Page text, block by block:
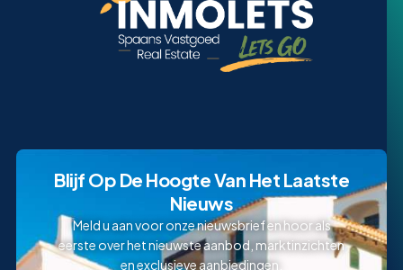
Blijf Op De Hoogte Van Het Laatste
Nieuws
Meld u aan voor onze nieuwsbrief en hoor als
eerste over het nieuwste aanbod, marktinzichten
en exclusieve aanbiedingen.